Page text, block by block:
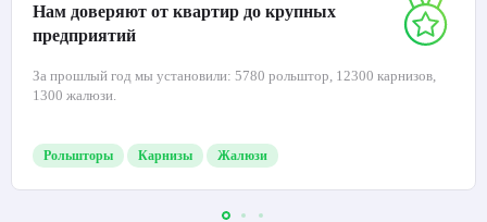
Нам доверяют от квартир до крупных
предприятий
За прошлый год мы установили: 5780 рольштор, 12300 карнизов,
1300 жалюзи.
Рольшторы Карнизы Жалюзи